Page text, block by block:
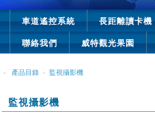
車道遙控系統
長距離讀卡機
聯絡我們 威特觀光果園
- 產品目錄 - 監視攝影機
監視攝影機